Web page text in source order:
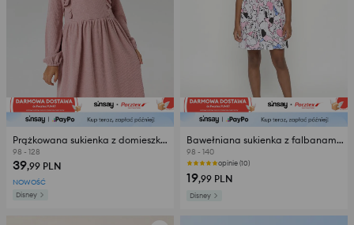
Prążkowana sukienka z domieszką wiskozy The Aristocats
98 - 128
39,99 PLN
NOWOŚĆ
Disney
Bawełniana sukienka z falbanami Disney
98 - 140
opinie (10)
19,99 PLN
Disney